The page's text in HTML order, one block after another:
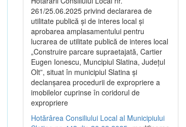
261/25.06.2025 privind declararea de
utilitate publică și de interes local și
aprobarea amplasamentului pentru
lucrarea de utilitate publică de interes local
„Construire parcare supraetajată, Cartier
Eugen Ionescu, Muncipiul Slatina, Județul
Olt”, situat în municipiul Slatina și
declanșarea procedurii de expropriere a
imobilelor cuprinse în coridorul de
expropriere
Hotărârea Consiliului Local al Municipiului